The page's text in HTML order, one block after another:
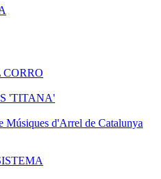
'TITANA'
Músiques d'Arrel de Catalunya